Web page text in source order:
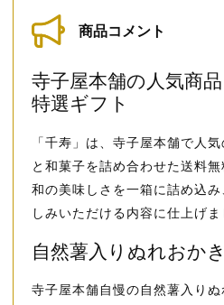
商品コメント
寺子屋本舗の人気商
特選ギフト
「千寿」は、寺子屋本舗で人
と和菓子を詰め合わせた送料無
和の美味しさを一箱に詰め込
しみいただける内容に仕上げま
自然薯入りぬれおかき
寺子屋本舗自慢の自然薯入り